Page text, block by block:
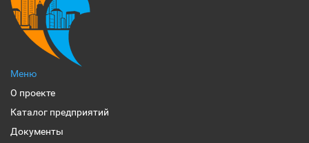
Меню
О проекте
Каталог предприятий
Документы